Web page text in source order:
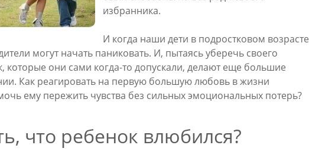
избранника.
И когда наши дети в подростковом возрасте
могут начать паниковать. И, пытаясь уберечь своего
которые они сами когда-то допускали, делают еще большие
Как реагировать на первую большую любовь в жизни
ему пережить чувства без сильных эмоциональных потерь?
что ребенок влюбился?